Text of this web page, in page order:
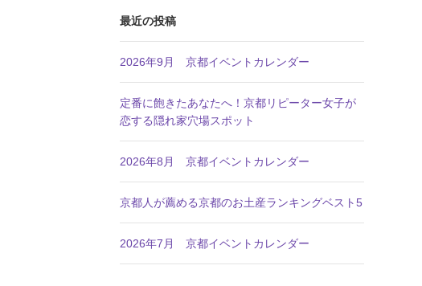
最近の投稿
2026年9月 京都イベントカレンダー
定番に飽きたあなたへ！京都リピーター女子が
恋する隠れ家穴場スポット
2026年8月 京都イベントカレンダー
京都人が薦める京都のお土産ランキングベスト5
2026年7月 京都イベントカレンダー